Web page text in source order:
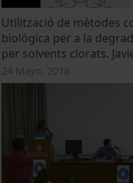
Utilització de mètodes
biològica per a la
per solvents clorats.
24 Mayo, 2018